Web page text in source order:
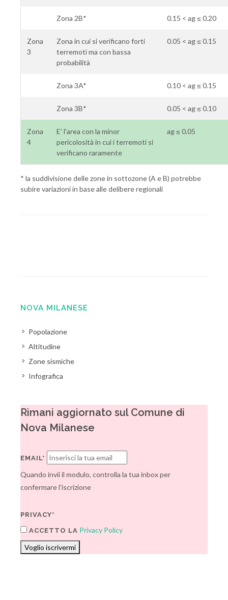
Zona 2B* 0.15 < ag ≤ 0.20
Zona
3
Zona in cui si verificano forti
terremoti ma con bassa
probabilità
0.05 < ag ≤ 0.15
Zona 3A* 0.10 < ag ≤ 0.15
Zona 3B* 0.05 < ag ≤ 0.10
Zona
4
E' l'area con la minor
pericolosità in cui i terremoti si
verificano raramente
ag ≤ 0.05
* la suddivisione delle zone in sottozone (A e B) potrebbe
subire variazioni in base alle delibere regionali
NOVA MILANESE
Popolazione
Altitudine
Zone sismiche
Infografica
Rimani aggiornato sul Comune di
Nova Milanese
EMAIL*
Quando invii il modulo, controlla la tua inbox per
confermare l'iscrizione
PRIVACY*
ACCETTO LA Privacy Policy
Voglio iscrivermi